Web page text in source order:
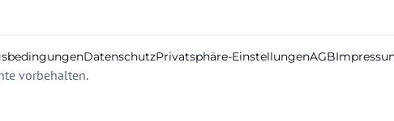
DatenschutzPrivatsphäre-EinstellungenAGB
vorbehalten.